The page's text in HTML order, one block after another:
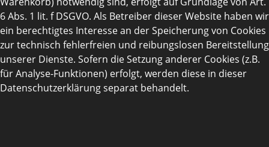
6 Abs. 1 lit. f DSGVO. Als Betreiber dieser Website haben wir
ein berechtigtes Interesse an der Speicherung von Cookies
zur technisch fehlerfreien und reibungslosen Bereitstellung
unserer Dienste. Sofern die Setzung anderer Cookies (z.B.
für Analyse-Funktionen) erfolgt, werden diese in dieser
Datenschutzerklärung separat behandelt.